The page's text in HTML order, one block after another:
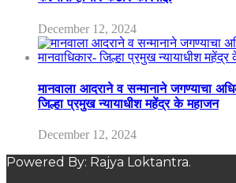
December 12, 2024
मानवाला आदराने व सन्मानाने जगण्याचा
जिल्हा प्रमुख न्यायाधीश महेंद्र के महाजन
December 12, 2024
Powered By: Rajya Loktantra.